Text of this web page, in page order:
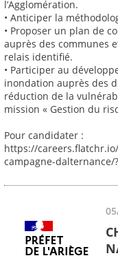
l’Agglomération.
• Anticiper la
• Proposer un plan de
auprès des communes
relais identifié.
• Participer au
inondation auprès des
réduction de la
mission « Gestion du
Pour candidater :
https://
campagne-dalternance/